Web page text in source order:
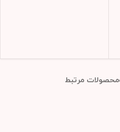
محصولات مرتبط